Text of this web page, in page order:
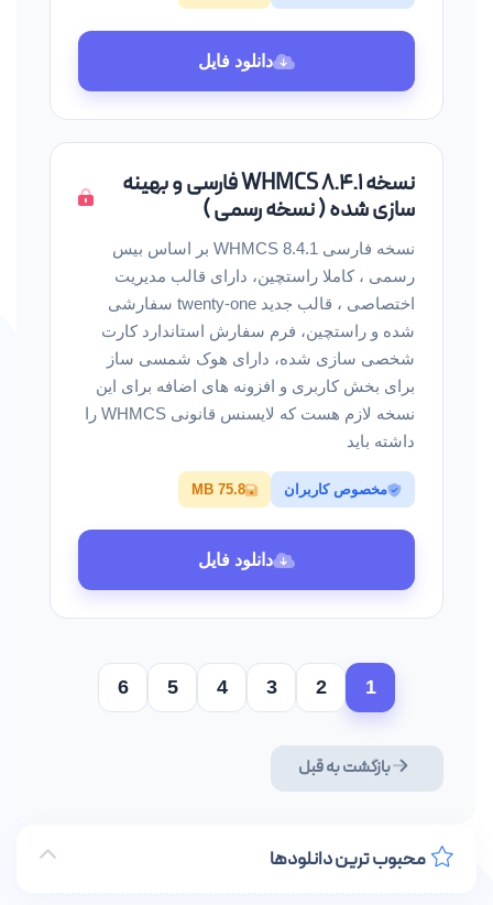
دانلود فایل
نسخه WHMCS 8.4.1 فارسی و بهینه
سازی شده ( نسخه رسمی )
نسخه فارسی WHMCS 8.4.1 بر اساس بیس
رسمی ، کاملا راستچین، دارای قالب مدیریت
اختصاصی ، قالب جدید twenty-one سفارشی
شده و راستچین، فرم سفارش استاندارد کارت
شخصی سازی شده، دارای هوک شمسی ساز
برای بخش کاربری و افزونه های اضافه برای این
نسخه لازم هست که لایسنس قانونی WHMCS را
داشته باید
مخصوص کاربران 75.8 MB
دانلود فایل
1
2
3
4
5
6
بازگشت به قبل
محبوب ترین دانلودها